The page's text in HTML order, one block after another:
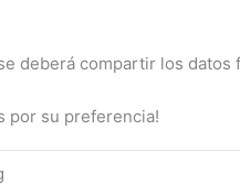
deberá compartir los
por su preferencia!